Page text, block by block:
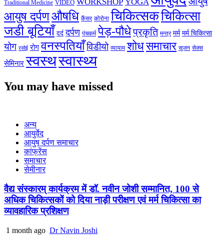
Traditional Medicine VIDEO WORKSHOP YOGA
आयुष दर्पणऔषधि कैंसर कोरोना चिकित्सकचिकित्सा
जडी बूटियाँ दर्द दर्पण पंचकर्म पेड़-पौधेप्रकृति मन्त्र मर्म मर्म चिकित्सा
योग रसोई रोग वनस्पतियाँविडीयो व्यायाम शोधसमाचार सूजन सेक्स
सेमिनार स्वस्थस्वास्थ्य
You may have missed
अन्य
आयुर्वेद
आयुष दर्पण समाचार
कांफ्रेंस
समाचार
सेमीनार
वैद्य संस्कारम् कार्यक्रम में डॉ. नवीन जोशी सम्मानित, 100 से
अधिक चिकित्सकों को दिया नाड़ी परीक्षण एवं मर्म चिकित्सा का
व्यावहारिक प्रशिक्षण
1 month ago Dr Navin Joshi